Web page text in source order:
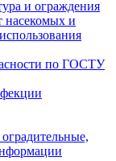
и ограждения
насекомых и
по ГОСТУ